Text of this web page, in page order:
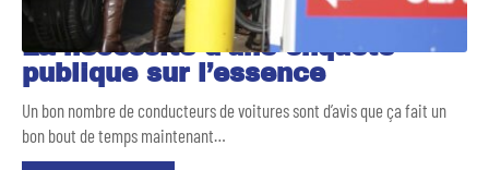
La nécessité d’une enquête
publique sur l’essence
Un bon nombre de conducteurs de voitures sont d’avis que ça fait un
bon bout de temps maintenant…